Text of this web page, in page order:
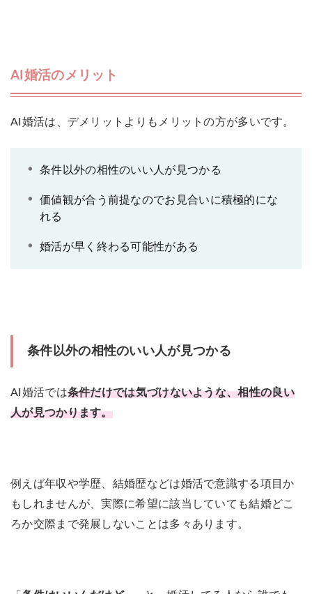
AI婚活のメリット
AI婚活は、デメリットよりもメリットの方が多いです。
条件以外の相性のいい人が見つかる
価値観が合う前提なのでお見合いに積極的にな
れる
婚活が早く終わる可能性がある
条件以外の相性のいい人が見つかる
AI婚活では条件だけでは気づけないような、相性の良い
人が見つかります。
例えば年収や学歴、結婚歴などは婚活で意識する項目か
もしれませんが、実際に希望に該当していても結婚どこ
ろか交際まで発展しないことは多々あります。